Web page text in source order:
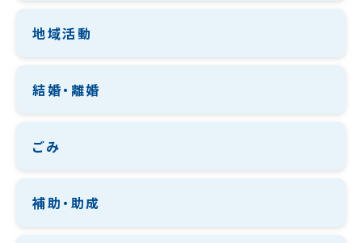
地域活動
結婚・離婚
ごみ
補助・助成